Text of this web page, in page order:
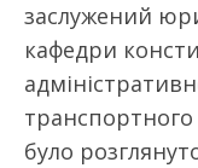
заслужений
кафедри
транспортного
було